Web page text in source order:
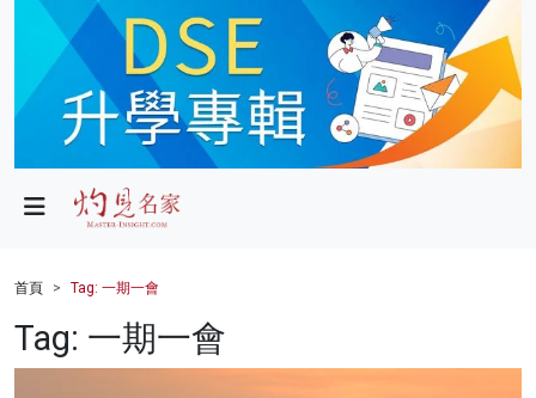
政局
財經
健康
首頁 Tag: 一期一會
Tag: 一期一會